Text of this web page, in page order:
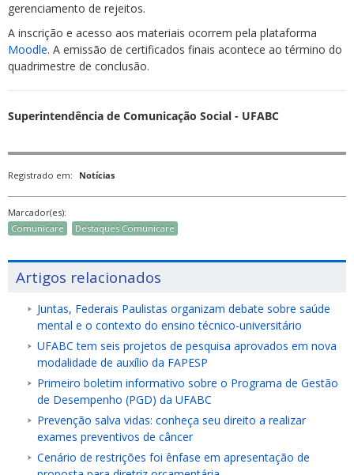
gerenciamento de rejeitos.
A inscrição e acesso aos materiais ocorrem pela plataforma
Moodle. A emissão de certificados finais acontece ao término do
quadrimestre de conclusão.
Superintendência de Comunicação Social - UFABC
Registrado em: Notícias
Marcador(es):
Comunicare
Destaques Comunicare
Artigos relacionados
Juntas, Federais Paulistas organizam debate sobre saúde
mental e o contexto do ensino técnico-universitário
UFABC tem seis projetos de pesquisa aprovados em nova
modalidade de auxílio da FAPESP
Primeiro boletim informativo sobre o Programa de Gestão
de Desempenho (PGD) da UFABC
Prevenção salva vidas: conheça seu direito a realizar
exames preventivos de câncer
Cenário de restrições foi ênfase em apresentação de